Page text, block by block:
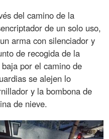
del camino de la
de un solo uso,
arma con silenciador y
de recogida de la
por el camino de
se alejen lo
y la bombona de
de nieve.